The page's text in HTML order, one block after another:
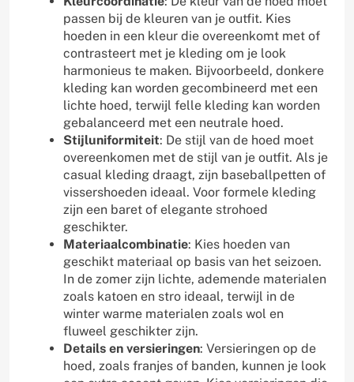
passen bij de kleuren van je outfit. Kies
hoeden in een kleur die overeenkomt met of
contrasteert met je kleding om je look
harmonieus te maken. Bijvoorbeeld, donkere
kleding kan worden gecombineerd met een
lichte hoed, terwijl felle kleding kan worden
gebalanceerd met een neutrale hoed.
Stijluniformiteit: De stijl van de hoed moet
overeenkomen met de stijl van je outfit. Als je
casual kleding draagt, zijn baseballpetten of
vissershoeden ideaal. Voor formele kleding
zijn een baret of elegante strohoed
geschikter.
Materiaalcombinatie: Kies hoeden van
geschikt materiaal op basis van het seizoen.
In de zomer zijn lichte, ademende materialen
zoals katoen en stro ideaal, terwijl in de
winter warme materialen zoals wol en
fluweel geschikter zijn.
Details en versieringen: Versieringen op de
hoed, zoals franjes of banden, kunnen je look